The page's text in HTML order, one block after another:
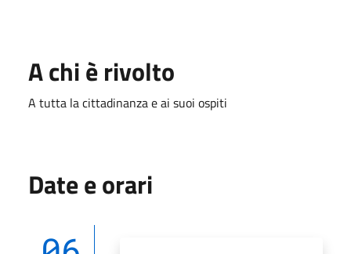
A chi è rivolto
A tutta la cittadinanza e ai suoi ospiti
Date e orari